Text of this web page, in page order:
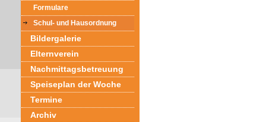
Formulare
Schul- und Hausordnung
Bildergalerie
Elternverein
Nachmittagsbetreuung
Speiseplan der Woche
Termine
Archiv